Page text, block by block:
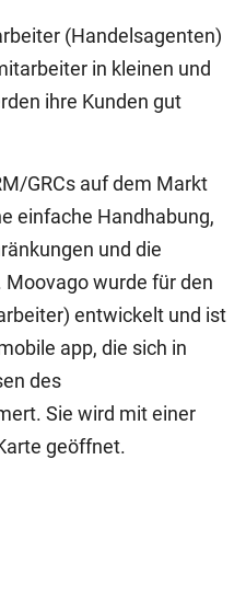
(Handelsagenten)
in kleinen und
ihre Kunden gut
GRCs auf dem Markt
einfache Handhabung,
und die
wurde für den
entwickelt und ist
app, die sich in
des
Sie wird mit einer
geöffnet.